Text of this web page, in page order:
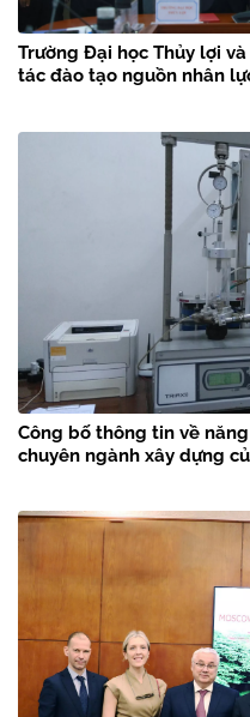
Trường Đại học Thủy lợi
tác đào tạo nguồn nhân
Công bố thông tin về
chuyên ngành xây dựng